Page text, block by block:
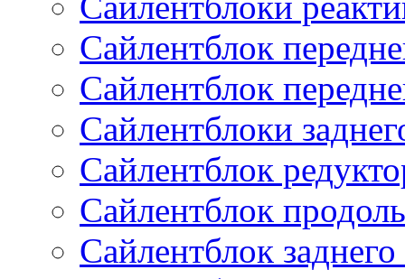
Сайлентблок
Сайлентблок
Сайлентблоки
Сайлентблок
Сайлентблок
Сайлентблок